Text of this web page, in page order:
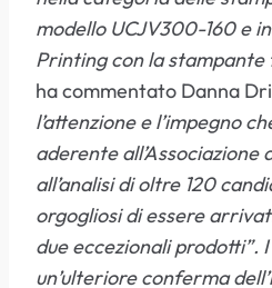
modello UCJV300-160 e
Printing con la stampante
ha commentato Danna
l’attenzione e l’impegno
aderente all’Associazione
all’analisi di oltre 120
orgogliosi di essere
due eccezionali prodotti”.
un’ulteriore conferma